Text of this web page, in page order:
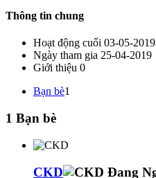
Thông tin chung
Hoạt động cuối 03-05-2019
Ngày tham gia 25-04-2019
Giới thiệu 0
Bạn bè1
1 Bạn bè
CKD